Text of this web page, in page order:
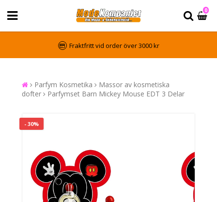
0
Fraktfritt vid order över 3000 kr
Parfym Kosmetika
Massor av kosmetiska
dofter
Parfymset Barn Mickey Mouse EDT 3 Delar
- 30%